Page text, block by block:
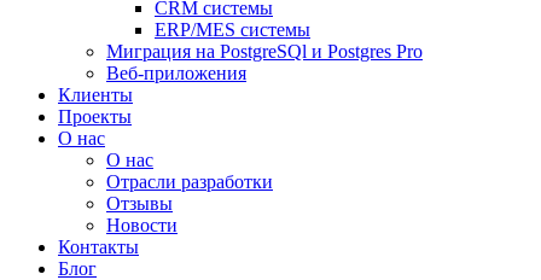
CRM системы
ERP/MES системы
Миграция на PostgreSQl и Postgres Pro
Веб-приложения
Клиенты
Проекты
О нас
О нас
Отрасли разработки
Отзывы
Новости
Контакты
Блог